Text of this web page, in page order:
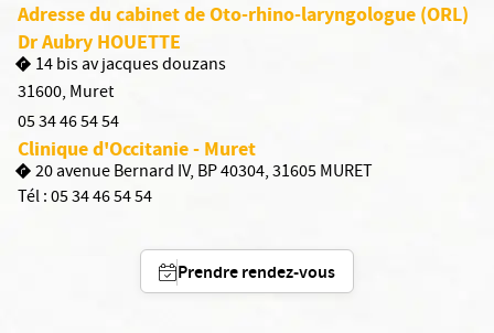
Adresse du cabinet de Oto-rhino-laryngologue (ORL)
Dr Aubry HOUETTE
14 bis av jacques douzans
31600, Muret
05 34 46 54 54
Clinique d'Occitanie - Muret
20 avenue Bernard IV, BP 40304, 31605 MURET
Tél :05 34 46 54 54
Prendre rendez-vous